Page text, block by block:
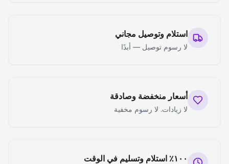
استلام وتوصيل مجاني
لا رسوم توصيل — أبدًا
أسعار منخفضة وصادقة
لا زيادات. لا رسوم مخفية
١٠٠٪ استلام وتسليم في الوقت